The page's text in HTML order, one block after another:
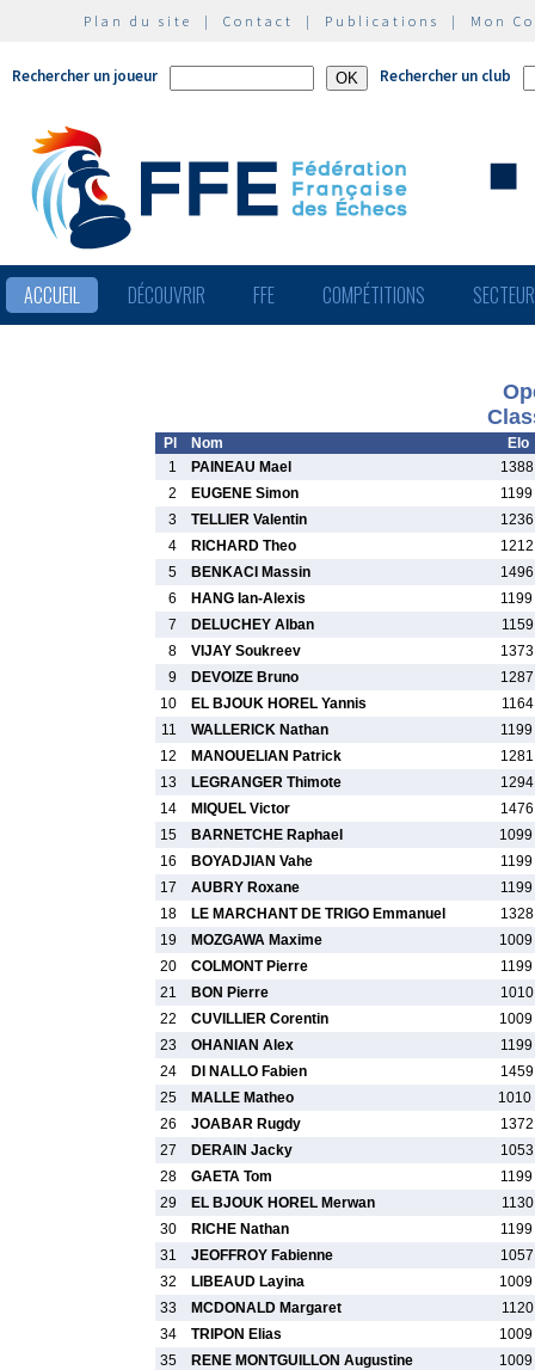
Plan du site | Contact | Publications | Mon
Rechercher un joueur Rechercher un club
ACCUEIL DÉCOUVRIR FFE COMPÉTITIONS
Pl Nom
Elo
1
PAINEAU Mael
2
EUGENE Simon
3
TELLIER Valentin
4
RICHARD Theo
5
BENKACI Massin
6
HANG Ian-Alexis
7
DELUCHEY Alban
8
VIJAY Soukreev
9
DEVOIZE Bruno
10
EL BJOUK HOREL Yannis
11
WALLERICK Nathan
12
MANOUELIAN Patrick
13
LEGRANGER Thimote
14
MIQUEL Victor
15
BARNETCHE Raphael
1099
16
BOYADJIAN Vahe
17
AUBRY Roxane
18
LE MARCHANT DE TRIGO Emmanuel
19
MOZGAWA Maxime
1009
20
COLMONT Pierre
21
BON Pierre
22
CUVILLIER Corentin
1009
23
OHANIAN Alex
24
DI NALLO Fabien
25
MALLE Matheo
1010
26
JOABAR Rugdy
27
DERAIN Jacky
28
GAETA Tom
29
EL BJOUK HOREL Merwan
30
RICHE Nathan
31
JEOFFROY Fabienne
32
LIBEAUD Layina
1009
33
MCDONALD Margaret
34
TRIPON Elias
1009
35
RENE MONTGUILLON Augustine
1009